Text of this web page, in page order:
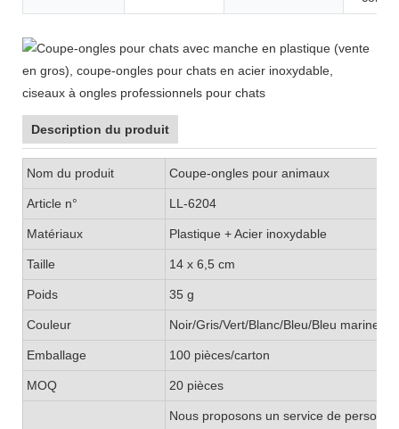
Description du produit
Nom du produit Coupe-ongles pour animaux
Article n° LL-6204
Matériaux Plastique + Acier inoxydable
Taille 14 x 6,5 cm
Poids 35 g
Couleur Noir/Gris/Vert/Blanc/Bleu/Bleu marine/
Emballage 100 pièces/carton
MOQ 20 pièces
Nous proposons un service de